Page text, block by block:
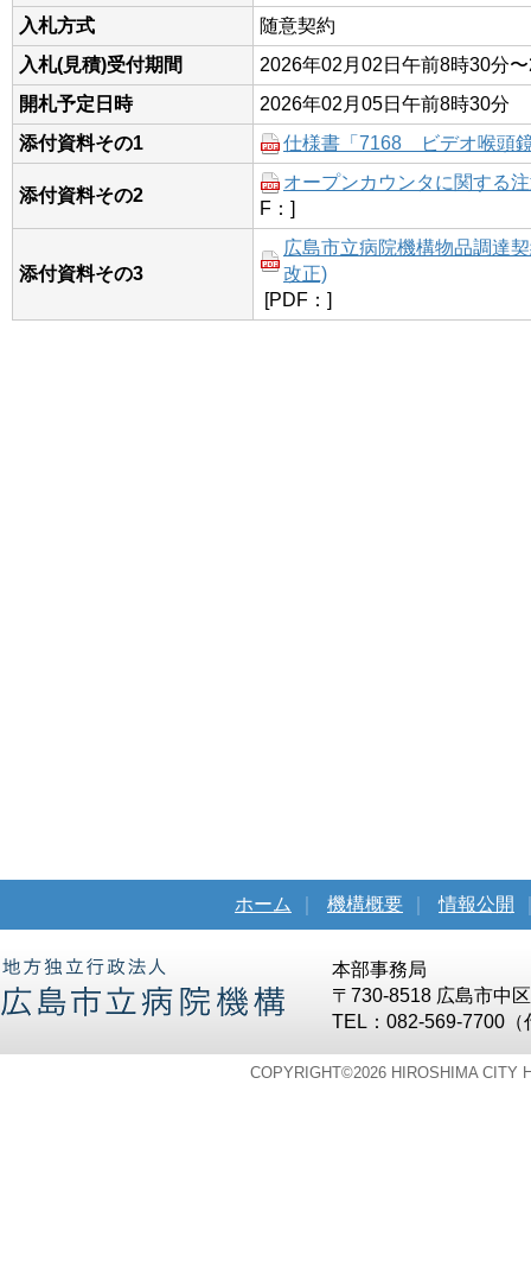
入札方式
随意契約
入札(見積)受付期間
2026年02月02日午前8時30分
開札予定日時
2026年02月05日午前8時30分
添付資料その1
仕様書「7168 ビデオ喉頭
添付資料その2
オープンカウンタに関する
F：]
添付資料その3
広島市立病院機構物品調達
改正)
[PDF：]
ホーム 機構概要 情報公開
本部事務局
〒730-8518 広島市中
TEL：082-569-7700
COPYRIGHT©2026 HIROSHIMA CITY